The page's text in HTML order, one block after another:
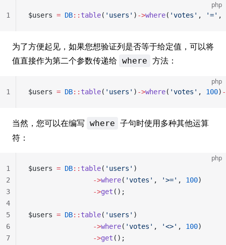
php
$users = DB:: table( 'users' ) ->where( 'votes' , '=' ,
1
为了方便起见，如果您想验证列是否等于给定值，可以将
值直接作为第二个参数传递给 where 方法：
php
$users = DB:: table( 'users' ) ->where( 'votes' , 100)
1
当然，您可以在编写 where 子句时使用多种其他运算
符：
php
$users = DB:: table( 'users' )
                ->
where( 'votes' , '>=' , 100)
                ->
get ();
$users = DB:: table( 'users' )
                ->
where( 'votes' , '<>' , 100)
                ->
get ();
1
2
3
4
5
6
7